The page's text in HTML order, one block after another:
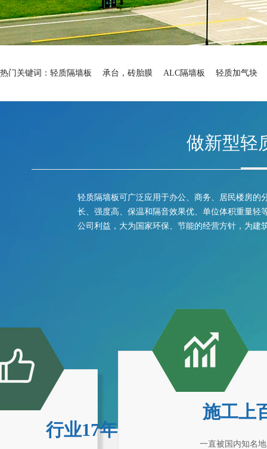
热门关键词： 轻质隔墙板 承台，砖胎膜 ALC隔墙板 轻质加气块
做新型轻
轻质隔墙板可广泛应用于办公、商务、居民楼房的
长、强度高、保温和隔音效果优、单位体积重量轻
公司利益，大为国家环保、节能的经营方针，为建
行业17年
施工上
一直被国内知名